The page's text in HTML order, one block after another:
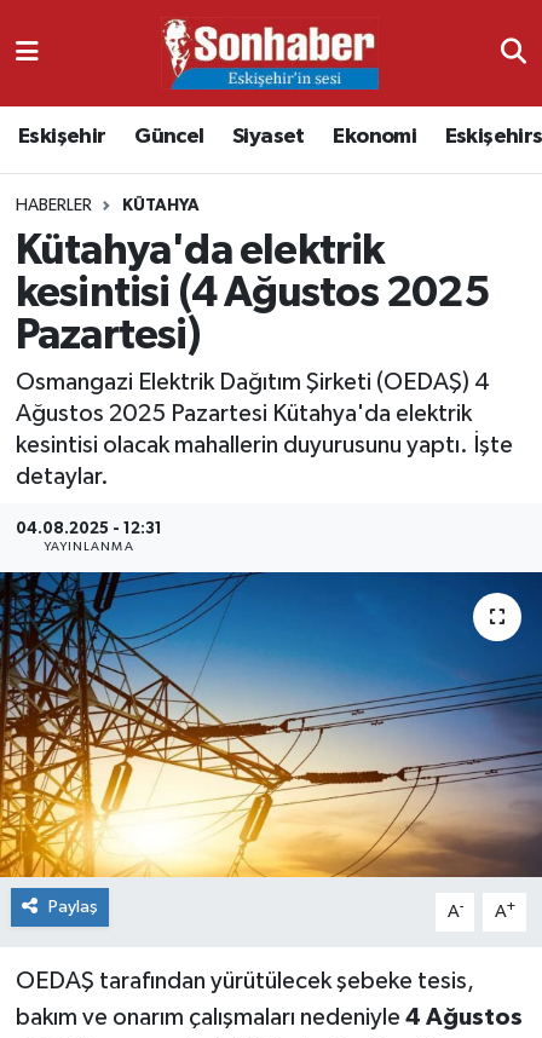
Eskişehir Güncel Siyaset Ekonomi
HABERLER KÜTAHYA
Kütahya'da elektrik
kesintisi (4 Ağustos 2025
Pazartesi)
Osmangazi Elektrik Dağıtım Şirketi (OEDAŞ) 4
Ağustos 2025 Pazartesi Kütahya'da elektrik
kesintisi olacak mahallerin duyurusunu yaptı. İşte
detaylar.
04.08.2025 - 12:31
YAYINLANMA
Paylaş A- A+
OEDAŞ tarafından yürütülecek şebeke tesis,
bakım ve onarım çalışmaları nedeniyle 4 Ağustos
Ekonomi
Güncel
Kültür & Sanat
Magazin
Sağlık
Siyaset
Spor
Nöbetçi Eczaneler
Namaz Vakitleri
Trafik Durumu
Süper Lig Puan Durumu ve Fikstür
Tüm Manşetler
Haber Arşivi